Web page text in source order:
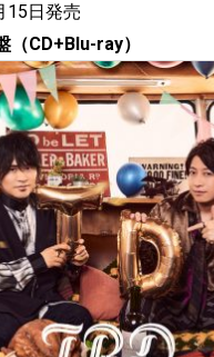
15日発売
（CD+Blu-ray）